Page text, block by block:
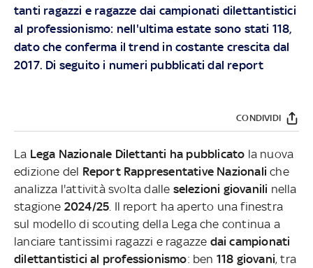
tanti ragazzi e ragazze dai campionati dilettantistici
al professionismo: nell'ultima estate sono stati 118,
dato che conferma il trend in costante crescita dal
2017. Di seguito i numeri pubblicati dal report
CONDIVIDI
La Lega Nazionale Dilettanti ha pubblicato la nuova
edizione del Report Rappresentative Nazionali che
analizza l'attività svolta dalle selezioni giovanili nella
stagione 2024/25 . Il report ha aperto una finestra
sul modello di scouting della Lega che continua a
lanciare tantissimi ragazzi e ragazze dai campionati
dilettantistici al professionismo: ben 118 giovani, tra